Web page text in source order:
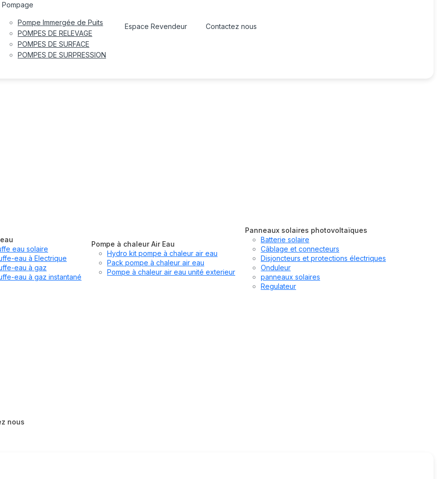
Pompage
Pompe Immergée de Puits
POMPES DE RELEVAGE
POMPES DE SURFACE
POMPES DE SURPRESSION
Espace Revendeur Contactez nous
eau solaire
eau à Electrique
eau à gaz
eau à gaz instantané
Pompe à chaleur Air Eau
Hydro kit pompe à chaleur air eau
Pack pompe à chaleur air eau
Pompe à chaleur air eau unité exterieur
Panneaux solaires photovoltaïques
Batterie solaire
Câblage et connecteurs
Disjoncteurs et protections électriques
Onduleur
panneaux solaires
Regulateur
nous